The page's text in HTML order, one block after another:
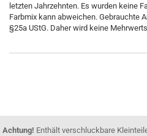
letzten Jahrzehnten. Es wurden keine
Farbmix kann abweichen. Gebrauchte
§25a UStG. Daher wird keine
Achtung! Enthält verschluckbare